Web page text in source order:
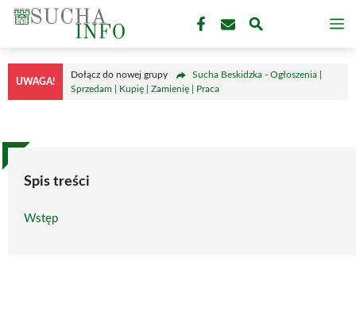
Przejdź
treści
UWAGA!
Dołącz do nowej grupy
Sucha Beskidzka - Ogłoszenia |
Sprzedam | Kupię | Zamienię | Praca
Spis treści
Wstęp